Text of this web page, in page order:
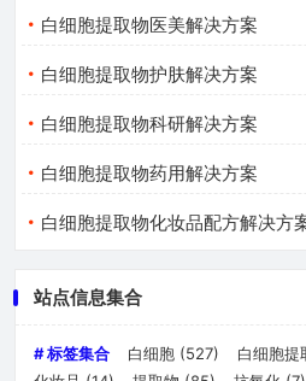
白细胞提取物医美解决方案
白细胞提取物护肤解决方案
白细胞提取物科研解决方案
白细胞提取物药用解决方案
白细胞提取物化妆品配方解决方
站点信息集合
# 标签集合 白细胞 (527) 白细胞提